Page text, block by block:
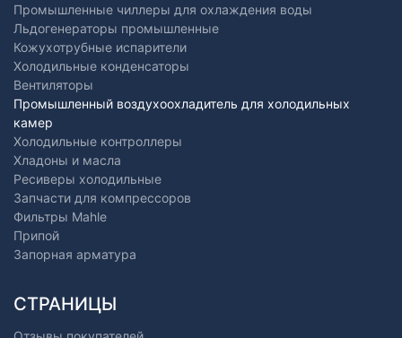
Промышленные чиллеры для охлаждения воды
Льдогенераторы промышленные
Кожухотрубные испарители
Холодильные конденсаторы
Вентиляторы
Промышленный воздухоохладитель для холодильных
камер
Холодильные контроллеры
Хладоны и масла
Ресиверы холодильные
Запчасти для компрессоров
Фильтры Mahle
Припой
Запорная арматура
СТРАНИЦЫ